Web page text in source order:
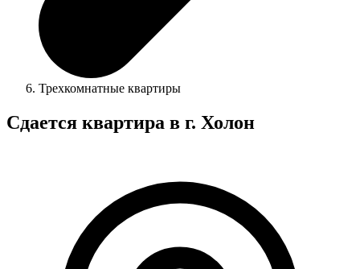
Трехкомнатные квартиры
Сдается квартира в г. Холон